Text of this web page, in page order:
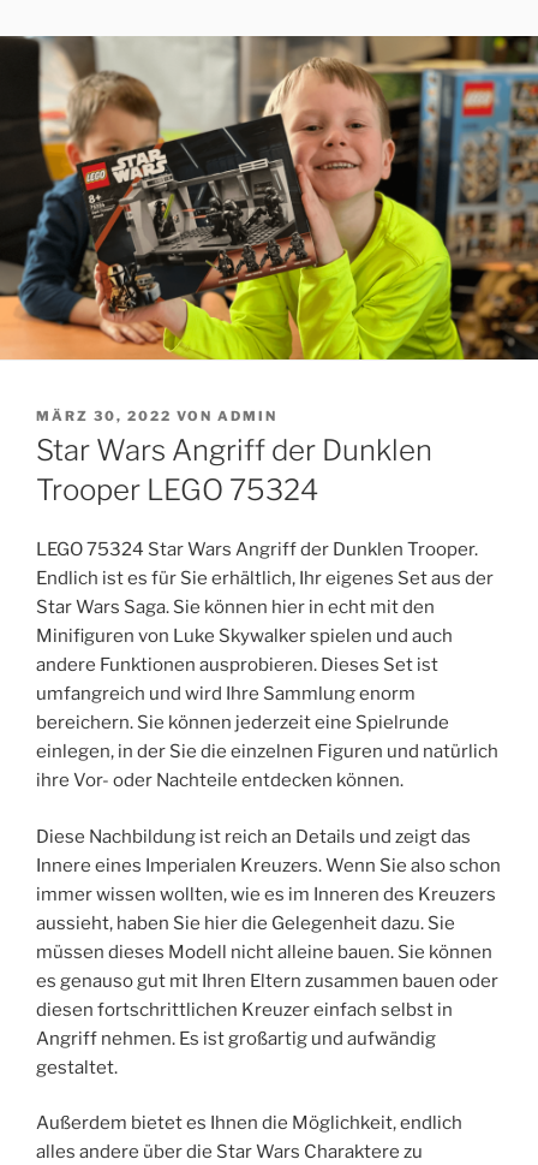
Inhalt
springen
SPIELZEUGWELT
VERÖFFENTLICHT
AM
MÄRZ 30, 2022 VON ADMIN
Star Wars Angriff der Dunklen
Trooper LEGO 75324
LEGO 75324 Star Wars Angriff der Dunklen Trooper.
Endlich ist es für Sie erhältlich, Ihr eigenes Set aus der
Star Wars Saga. Sie können hier in echt mit den
Minifiguren von Luke Skywalker spielen und auch
andere Funktionen ausprobieren. Dieses Set ist
umfangreich und wird Ihre Sammlung enorm
bereichern. Sie können jederzeit eine Spielrunde
einlegen, in der Sie die einzelnen Figuren und natürlich
ihre Vor- oder Nachteile entdecken können.
Diese Nachbildung ist reich an Details und zeigt das
Innere eines Imperialen Kreuzers. Wenn Sie also schon
immer wissen wollten, wie es im Inneren des Kreuzers
aussieht, haben Sie hier die Gelegenheit dazu. Sie
müssen dieses Modell nicht alleine bauen. Sie können
es genauso gut mit Ihren Eltern zusammen bauen oder
diesen fortschrittlichen Kreuzer einfach selbst in
Angriff nehmen. Es ist großartig und aufwändig
gestaltet.
Außerdem bietet es Ihnen die Möglichkeit, endlich
alles andere über die Star Wars Charaktere zu